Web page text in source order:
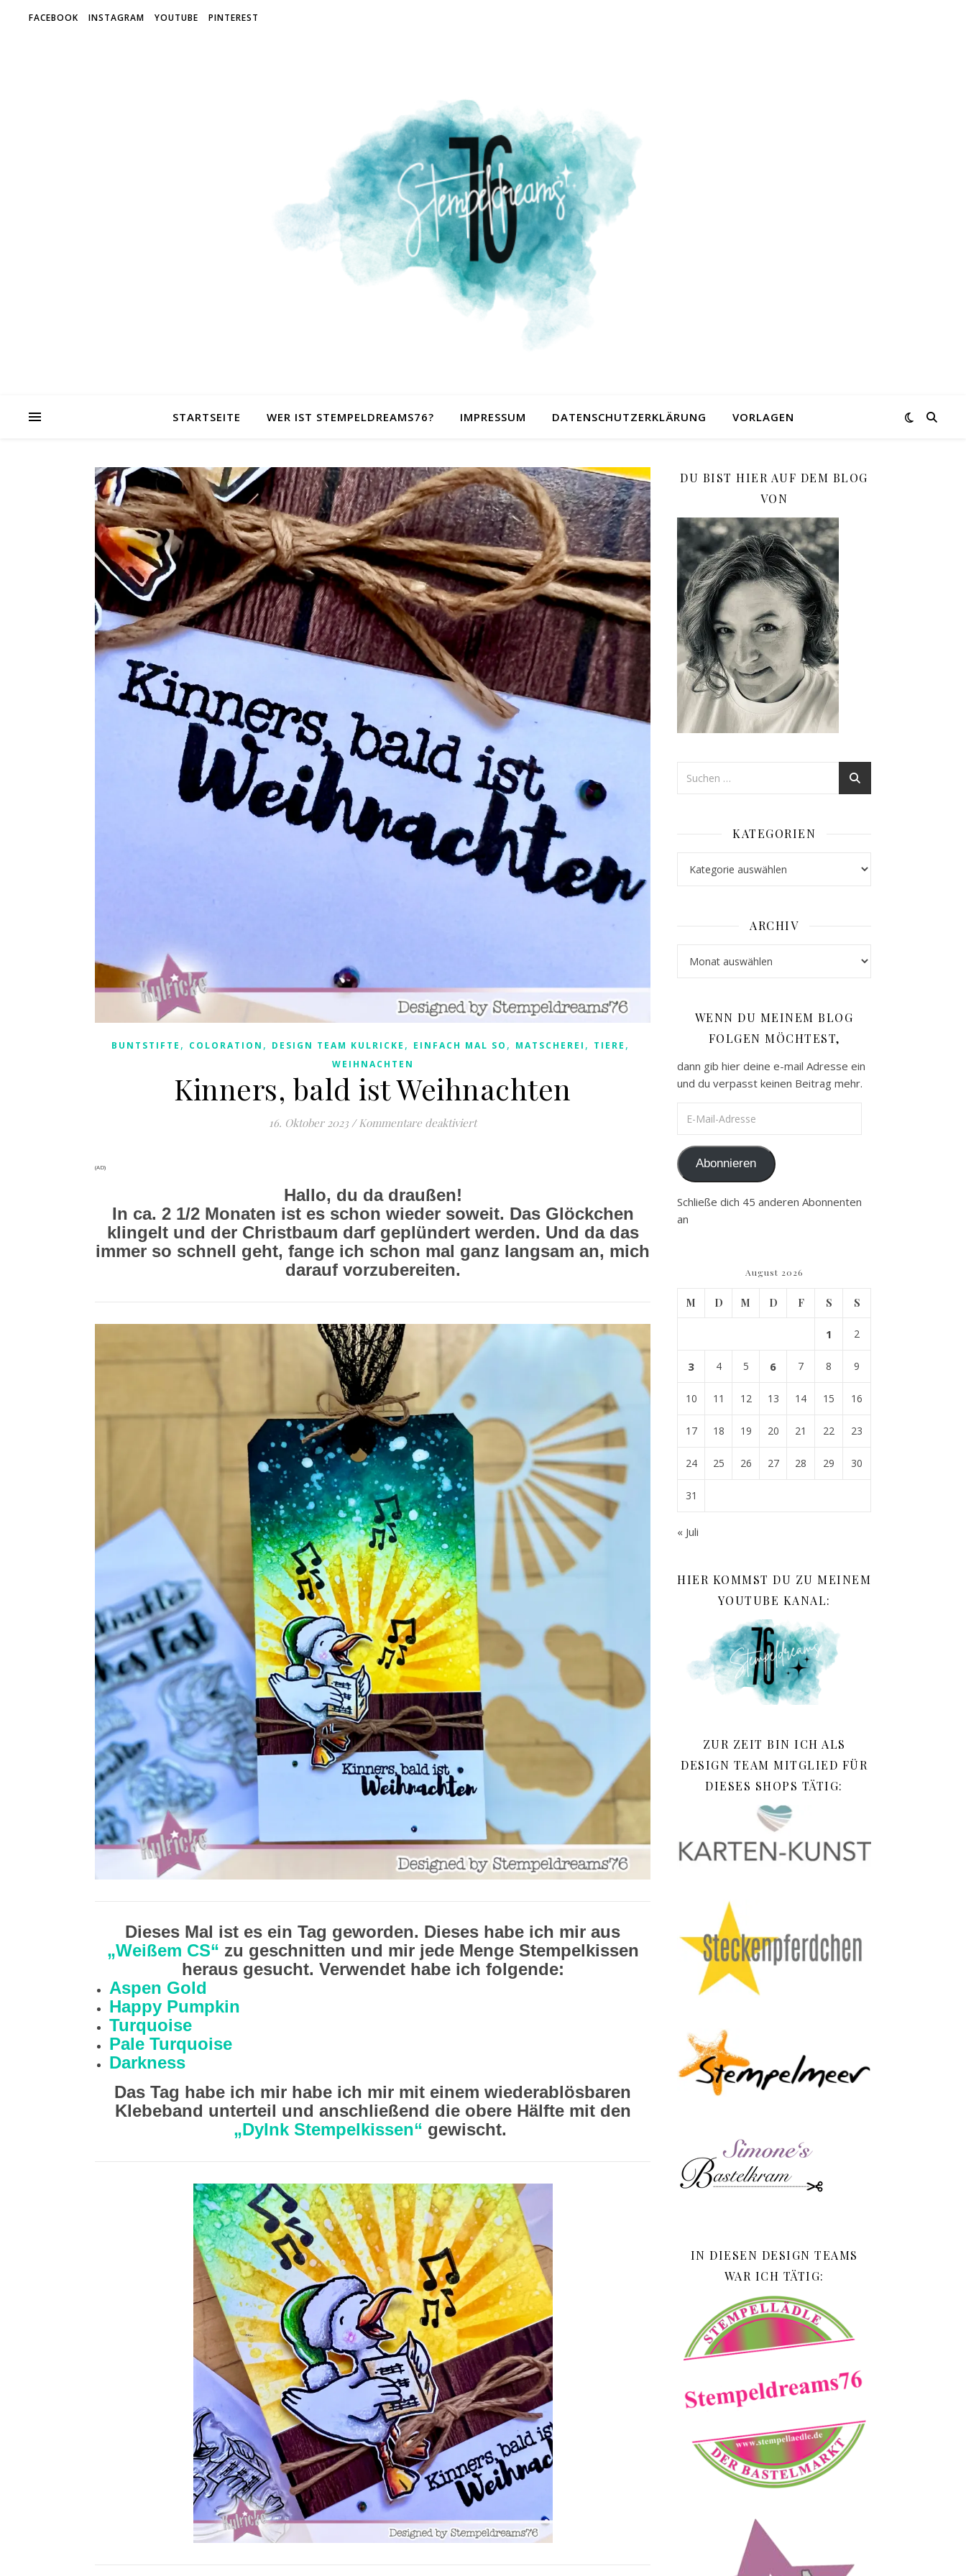
FACEBOOK INSTAGRAM YOUTUBE PINTEREST
STARTSEITE WER IST STEMPELDREAMS76? IMPRESSUM DATENSCHUTZERKLÄRUNG VORLAGEN
BUNTSTIFTE , COLORATION , DESIGN TEAM KULRICKE , EINFACH MAL SO , MATSCHEREI , TIERE ,
WEIHNACHTEN
Kinners, bald ist Weihnachten
16. Oktober 2023 / Kommentare deaktiviertfür Kinners, bald ist Weihnachten
(AD)
Hallo, du da draußen!
In ca. 2 1/2 Monaten ist es schon wieder soweit. Das Glöckchen
klingelt und der Christbaum darf geplündert werden. Und da das
immer so schnell geht, fange ich schon mal ganz langsam an, mich
darauf vorzubereiten.
Dieses Mal ist es ein Tag geworden. Dieses habe ich mir aus
„Weißem CS“ zu geschnitten und mir jede Menge Stempelkissen
heraus gesucht. Verwendet habe ich folgende:
Aspen Gold
Happy Pumpkin
Turquoise
Pale Turquoise
Darkness
Das Tag habe ich mir habe ich mir mit einem wiederablösbaren
Klebeband unterteil und anschließend die obere Hälfte mit den
„DyInk Stempelkissen“ gewischt.
DU BIST HIER AUF DEM BLOG
VON
KATEGORIEN
ARCHIV
WENN DU MEINEM BLOG
FOLGEN MÖCHTEST,
dann gib hier deine e-mail Adresse ein
und du verpasst keinen Beitrag mehr.
Abonnieren
Schließe dich 45 anderen Abonnenten
an
August 2026
M D M D F S S
1 2
3 4 5 6 7 8 9
10 11 12 13 14 15 16
17 18 19 20 21 22 23
24 25 26 27 28 29 30
31
« Juli
HIER KOMMST DU ZU MEINEM
YOUTUBE KANAL:
ZUR ZEIT BIN ICH ALS
DESIGN TEAM MITGLIED FÜR
DIESES SHOPS TÄTIG:
IN DIESEN DESIGN TEAMS
WAR ICH TÄTIG: